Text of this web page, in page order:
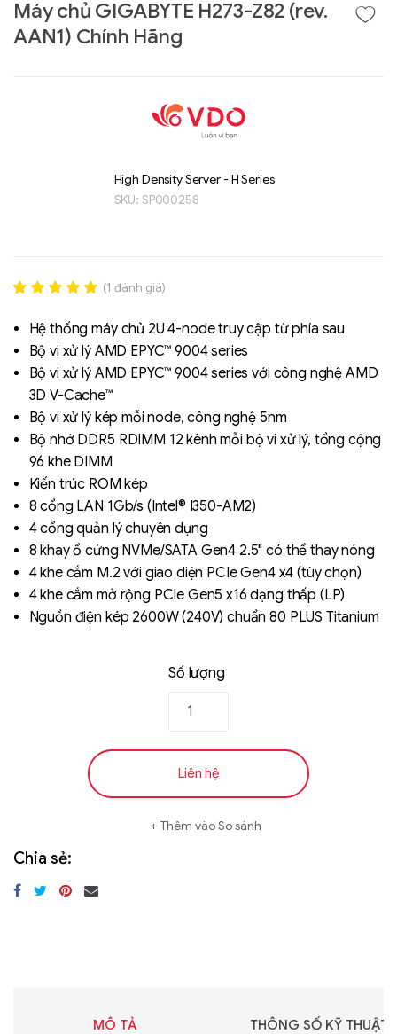
Máy chủ GIGABYTE H273-Z82 (rev.
AAN1) Chính Hãng
High Density Server - H Series
SKU: SP000258
out of 5
based on
đánh giá
(1 đánh giá)
Hệ thống máy chủ 2U 4-node truy cập từ phía sau
Bộ vi xử lý AMD EPYC™ 9004 series
Bộ vi xử lý AMD EPYC™ 9004 series với công nghệ AMD
3D V-Cache™
Bộ vi xử lý kép mỗi node, công nghệ 5nm
Bộ nhớ DDR5 RDIMM 12 kênh mỗi bộ vi xử lý, tổng cộng
96 khe DIMM
Kiến trúc ROM kép
8 cổng LAN 1Gb/s (Intel® I350-AM2)
4 cổng quản lý chuyên dụng
8 khay ổ cứng NVMe/SATA Gen4 2.5" có thể thay nóng
4 khe cắm M.2 với giao diện PCIe Gen4 x4 (tùy chọn)
4 khe cắm mở rộng PCIe Gen5 x16 dạng thấp (LP)
Nguồn điện kép 2600W (240V) chuẩn 80 PLUS Titanium
Số lượng
Liên hệ
Thêm vào So sánh
Chia sẻ:
MÔ TẢ THÔNG SỐ KỸ THUẬT
Liên hệ
SK hynix - DRAM
- GDDR - GDDR6
AAP1)